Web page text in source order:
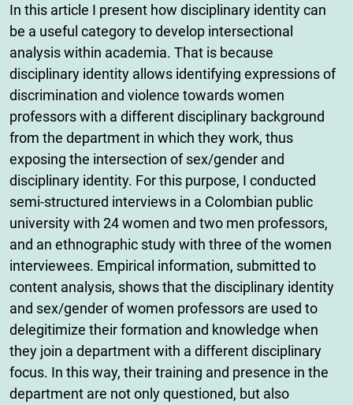
In this article I present how disciplinary identity can
be a useful category to develop intersectional
analysis within academia. That is because
disciplinary identity allows identifying expressions of
discrimination and violence towards women
professors with a different disciplinary background
from the department in which they work, thus
exposing the intersection of sex/gender and
disciplinary identity. For this purpose, I conducted
semi-structured interviews in a Colombian public
university with 24 women and two men professors,
and an ethnographic study with three of the women
interviewees. Empirical information, submitted to
content analysis, shows that the disciplinary identity
and sex/gender of women professors are used to
delegitimize their formation and knowledge when
they join a department with a different disciplinary
focus. In this way, their training and presence in the
department are not only questioned, but also